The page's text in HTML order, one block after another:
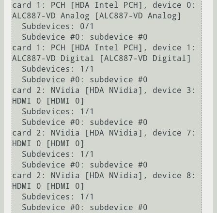
card 1: PCH [HDA Intel PCH], device 0:
ALC887-VD Analog [ALC887-VD Analog]
card 1: PCH [HDA Intel PCH], device 1:
ALC887-VD Digital [ALC887-VD Digital]
card 2: NVidia [HDA NVidia], device 3:
HDMI 0 [HDMI 0]
card 2: NVidia [HDA NVidia], device 7:
HDMI 0 [HDMI 0]
card 2: NVidia [HDA NVidia], device 8:
HDMI 0 [HDMI 0]